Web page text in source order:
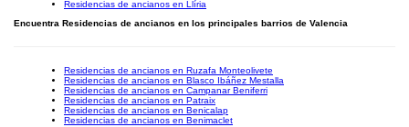
Residencias de ancianos en Llíria
Encuentra Residencias de ancianos en los principales barrios de Valencia
Residencias de ancianos en Ruzafa Monteolivete
Residencias de ancianos en Blasco Ibáñez Mestalla
Residencias de ancianos en Campanar Beniferri
Residencias de ancianos en Patraix
Residencias de ancianos en Benicalap
Residencias de ancianos en Benimaclet